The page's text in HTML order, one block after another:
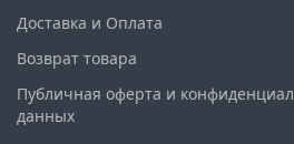
Доставка и Оплата
Возврат товара
Публичная оферта и
данных